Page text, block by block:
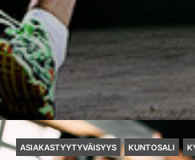
ASIAKASTYYTYVÄISYYS KUNTOSALI